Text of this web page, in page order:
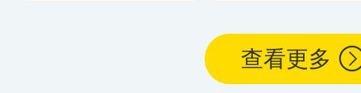
查看更多